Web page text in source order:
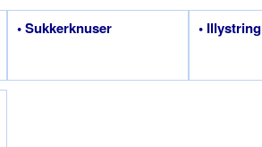
• Sukkerknuser • Illystring